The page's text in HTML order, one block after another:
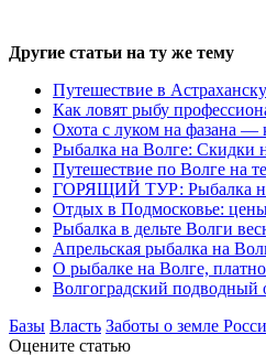
Другие статьи на ту же тему
Путешествие в
Как ловят рыбу
Охота с луком на фазана —
Рыбалка на Волге: Скидки
Путешествие по Волге на
ГОРЯЩИЙ ТУР: Рыбалка на
Отдых в Подмосковье: цены
Рыбалка в дельте Волги
Апрельская рыбалка на
О рыбалке на Волге,
Волгоградский подводный
Базы Власть Заботы о земле
Оцените статью